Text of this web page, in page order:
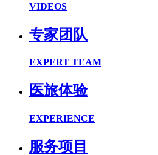
VIDEOS
专家团队
EXPERT TEAM
医旅体验
EXPERIENCE
服务项目